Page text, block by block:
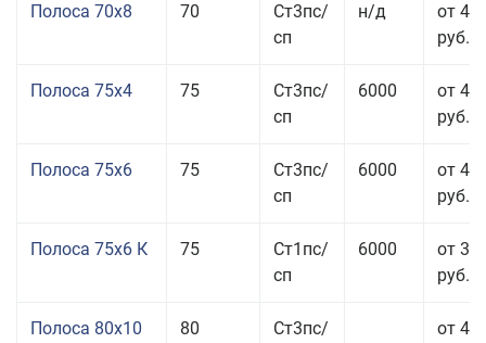
Полоса 70x8 70
Ст3пс/
сп
н/д
от 43
руб.
Полоса 75x4 75
Ст3пс/
сп
6000
от 41
руб.
Полоса 75x6 75
Ст3пс/
сп
6000
от 42
руб.
Полоса 75x6 К 75
Ст1пс/
сп
6000
от 35
руб.
Полоса 80x10 80
Ст3пс/
от 42